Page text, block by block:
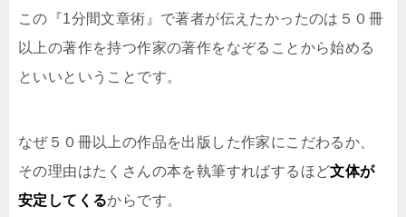
この『1分間文章術』で著者が伝えたかったのは５０冊
以上の著作を持つ作家の著作をなぞることから始める
といいということです。
なぜ５０冊以上の作品を出版した作家にこだわるか、
その理由はたくさんの本を執筆すればするほど文体が
安定してくるからです。